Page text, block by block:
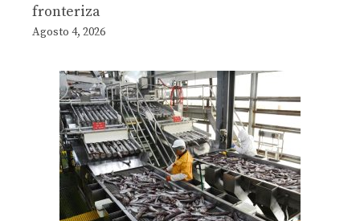
fronteriza
Agosto 4, 2026